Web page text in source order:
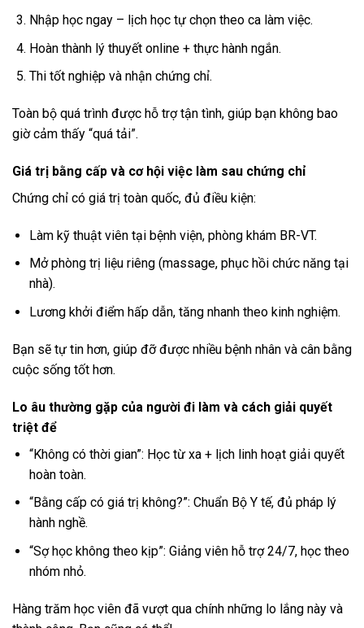
Nhập học ngay – lịch học tự chọn theo ca làm việc.
Hoàn thành lý thuyết online + thực hành ngắn.
Thi tốt nghiệp và nhận chứng chỉ.
Toàn bộ quá trình được hỗ trợ tận tình, giúp bạn không bao
giờ cảm thấy “quá tải”.
Giá trị bằng cấp và cơ hội việc làm sau chứng chỉ
Chứng chỉ có giá trị toàn quốc, đủ điều kiện:
Làm kỹ thuật viên tại bệnh viện, phòng khám BR-VT.
Mở phòng trị liệu riêng (massage, phục hồi chức năng tại
nhà).
Lương khởi điểm hấp dẫn, tăng nhanh theo kinh nghiệm.
Bạn sẽ tự tin hơn, giúp đỡ được nhiều bệnh nhân và cân bằng
cuộc sống tốt hơn.
Lo âu thường gặp của người đi làm và cách giải quyết
triệt để
“Không có thời gian”: Học từ xa + lịch linh hoạt giải quyết
hoàn toàn.
“Bằng cấp có giá trị không?”: Chuẩn Bộ Y tế, đủ pháp lý
hành nghề.
“Sợ học không theo kịp”: Giảng viên hỗ trợ 24/7, học theo
nhóm nhỏ.
Hàng trăm học viên đã vượt qua chính những lo lắng này và